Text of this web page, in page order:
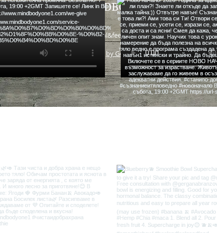
heal&feel good food
by GetBetter
MINDBODYONE